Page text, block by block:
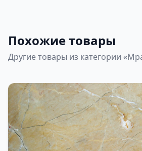
Похожие товары
Другие товары из категории